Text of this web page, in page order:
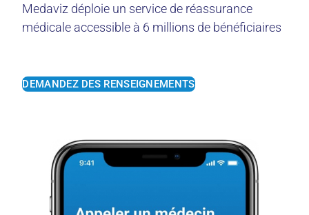
Medaviz déploie un service de réassurance
médicale accessible à 6 millions de bénéficiaires
DEMANDEZ DES RENSEIGNEMENTS